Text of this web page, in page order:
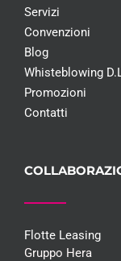
Servizi
Convenzioni
Blog
Whisteblowing
Promozioni
Contatti
Flotte Leasing
Gruppo Hera